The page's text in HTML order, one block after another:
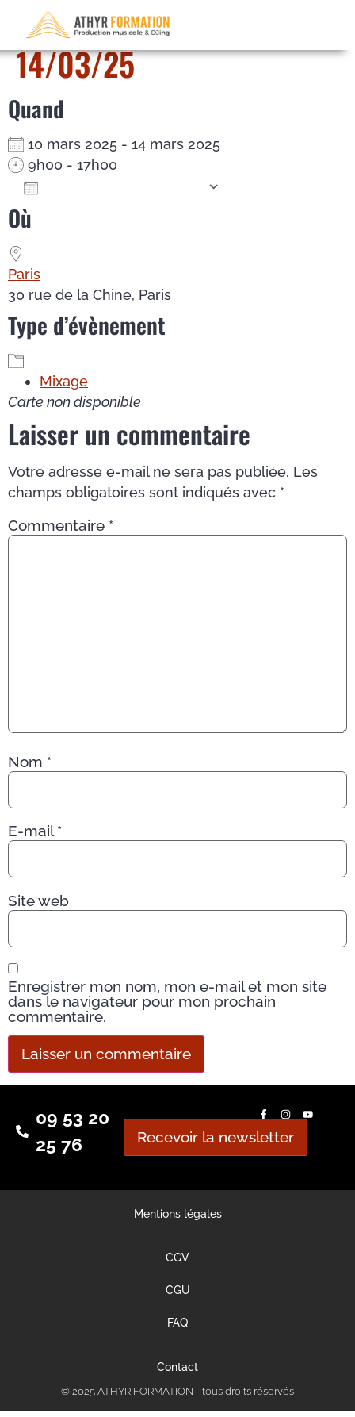
Mixage – du 10/03/25 au
14/03/25
Quand
10 mars 2025 - 14 mars 2025
9h00 - 17h00
Où
Paris
30 rue de la Chine, Paris
Type d’évènement
Mixage
Carte non disponible
Laisser un commentaire
Votre adresse e-mail ne sera pas publiée. Les
champs obligatoires sont indiqués avec *
Commentaire *
Nom *
E-mail*
Site web
Enregistrer mon nom, mon e-mail et mon site
dans le navigateur pour mon prochain
commentaire.
09 53 20
25 76
Recevoir la newsletter
Mentions légales
CGV
CGU
FAQ
Contact
© 2025 ATHYR FORMATION - tous droits réservés